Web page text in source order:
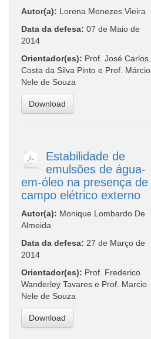
Autor(a): Lorena Menezes Vieira
Data da defesa: 07 de Maio de
2014
Orientador(es): Prof. José Carlos
Costa da Silva Pinto e Prof. Márcio
Nele de Souza
Download
Estabilidade de
emulsões de água-
em-óleo na presença de
campo elétrico externo
Autor(a): Monique Lombardo De
Almeida
Data da defesa: 27 de Março de
2014
Orientador(es): Prof. Frederico
Wanderley Tavares e Prof. Marcio
Nele de Souza
Download